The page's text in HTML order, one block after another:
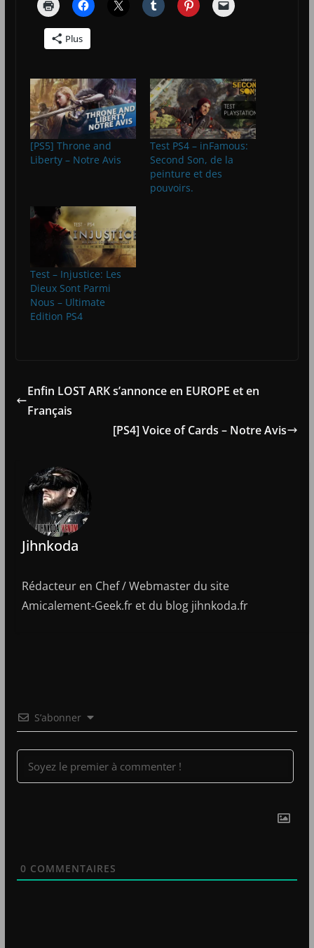
Plus
[PS5] Throne and
Liberty – Notre Avis
Test PS4 – inFamous:
Second Son, de la
peinture et des
pouvoirs.
Test – Injustice: Les
Dieux Sont Parmi
Nous – Ultimate
Edition PS4
Enfin LOST ARK s’annonce en EUROPE et en
Français
[PS4] Voice of Cards – Notre Avis
Jihnkoda
Rédacteur en Chef / Webmaster du site
Amicalement-Geek.fr et du blog jihnkoda.fr
S’abonner
0 COMMENTAIRES